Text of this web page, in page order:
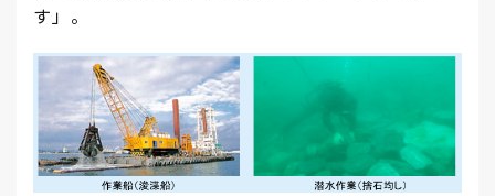
す」。